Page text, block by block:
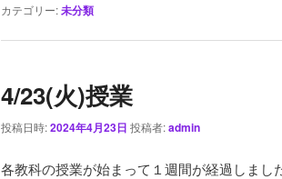
カテゴリー:未分類
4/23(火)授業
投稿日時:2024年4月23日 投稿者:admin
各教科の授業が始まって１週間が経過しまし